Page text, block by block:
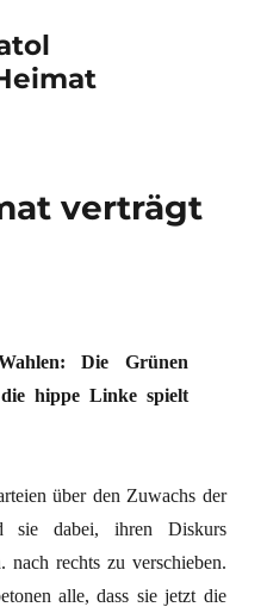
verträgt
Die Grünen
hippe Linke spielt
über den Zuwachs der
dabei, ihren Diskurs
nach rechts zu verschieben.
alle, dass sie jetzt die